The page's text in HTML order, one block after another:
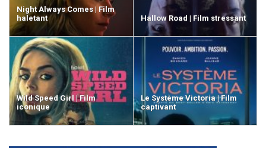
Night Always Comes | Film
haletant
Hallow Road | Film stressant
Wild Speed Girl | Film
iconique
Le Système Victoria | Film
captivant